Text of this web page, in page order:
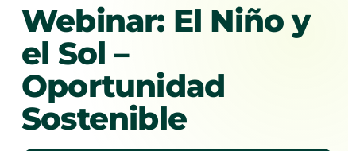
Webinar: El Niño y
el Sol –
Oportunidad
Sostenible